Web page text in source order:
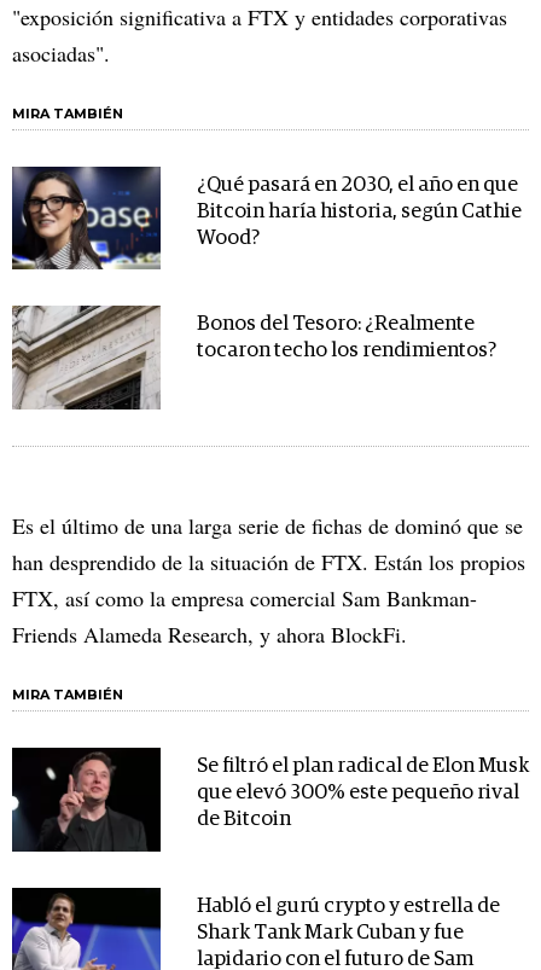
"exposición significativa a FTX y entidades corporativas
asociadas".
MIRA TAMBIÉN
¿Qué pasará en 2030, el año en que
Bitcoin haría historia, según Cathie
Wood?
Bonos del Tesoro: ¿Realmente
tocaron techo los rendimientos?
Es el último de una larga serie de fichas de dominó que se
han desprendido de la situación de FTX. Están los propios
FTX, así como la empresa comercial Sam Bankman-
Friends Alameda Research, y ahora BlockFi.
MIRA TAMBIÉN
Se filtró el plan radical de Elon Musk
que elevó 300% este pequeño rival
de Bitcoin
Habló el gurú crypto y estrella de
Shark Tank Mark Cuban y fue
lapidario con el futuro de Sam